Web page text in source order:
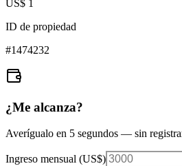
US$ 1
ID de propiedad
#1474232
¿Me alcanza?
Averígualo en 5 segundos — sin
Ingreso mensual (US$)